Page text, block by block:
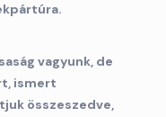
vagyunk, de
ismert
összeszedve,